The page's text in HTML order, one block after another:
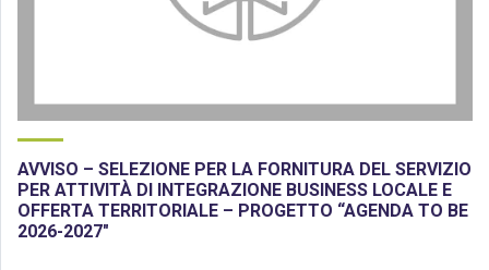
AVVISO – SELEZIONE PER LA FORNITURA DEL SERVIZIO
PER ATTIVITÀ DI INTEGRAZIONE BUSINESS LOCALE E
OFFERTA TERRITORIALE – PROGETTO “AGENDA TO BE
2026-2027″